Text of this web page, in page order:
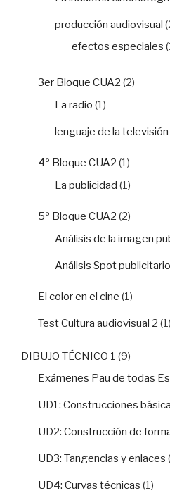
producción audiovisual
efectos especiales
3er Bloque CUA2 (2)
La radio (1)
lenguaje de la televisión
4º Bloque CUA2 (1)
La publicidad (1)
5º Bloque CUA2 (2)
Análisis de la imagen
Análisis Spot publicitario
El color en el cine (1)
Test Cultura audiovisual 2 (1)
DIBUJO TÉCNICO 1 (9)
Exámenes Pau de todas
UD1: Construcciones
UD2: Construcción de
UD3: Tangencias y enlaces
UD4: Curvas técnicas (1)